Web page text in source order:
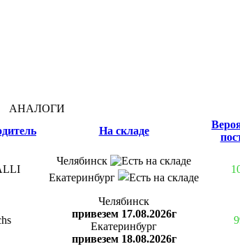
АНАЛОГИ
На складе
Челябинск
Екатеринбург
Челябинск
привезем 17.08.2026г
Екатеринбург
привезем 18.08.2026г